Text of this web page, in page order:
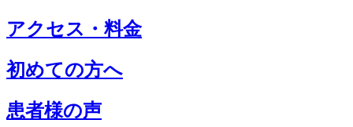
アクセス・料金
初めての方へ
患者様の声